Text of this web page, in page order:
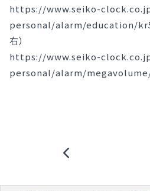
https://www.seiko-
personal/alarm/education/
右）
https://www.seiko-
personal/alarm/